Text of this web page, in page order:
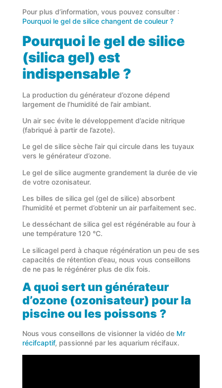
Pour plus d’information, vous pouvez consulter :
Pourquoi le gel de silice changent de couleur ?
Pourquoi le gel de silice
(silica gel) est
indispensable ?
La production du générateur d’ozone dépend
largement de l’humidité de l’air ambiant.
Un air sec évite le développement d’acide nitrique
(fabriqué à partir de l’azote).
Le gel de silice sèche l’air qui circule dans les tuyaux
vers le générateur d’ozone.
Le gel de silice augmente grandement la durée de vie
de votre ozonisateur.
Les billes de silica gel (gel de silice) absorbent
l’humidité et permet d’obtenir un air parfaitement sec.
Le desséchant de silica gel est régénérable au four à
une température 120 °C.
Le silicagel perd à chaque régénération un peu de ses
capacités de rétention d’eau, nous vous conseillons
de ne pas le régénérer plus de dix fois.
A quoi sert un générateur
d’ozone (ozonisateur) pour la
piscine ou les poissons ?
Nous vous conseillons de visionner la vidéo de Mr
récifcaptif, passionné par les aquarium récifaux.